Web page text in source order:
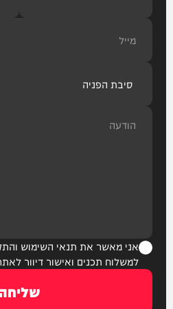
אני מאשר את תנאי השימוש
למשלוח תכנים ואישור דיוור
שליחה